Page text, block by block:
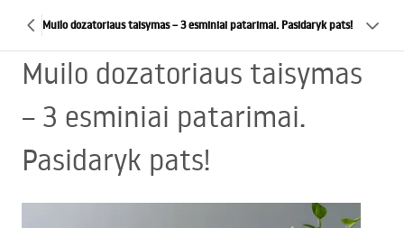
Muilo dozatoriaus taisymas – 3 esminiai patarimai. Pasidaryk pats!
Muilo dozatoriaus taisymas
– 3 esminiai patarimai.
Pasidaryk pats!